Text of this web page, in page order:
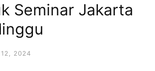
Seminar Jakarta
12, 2024